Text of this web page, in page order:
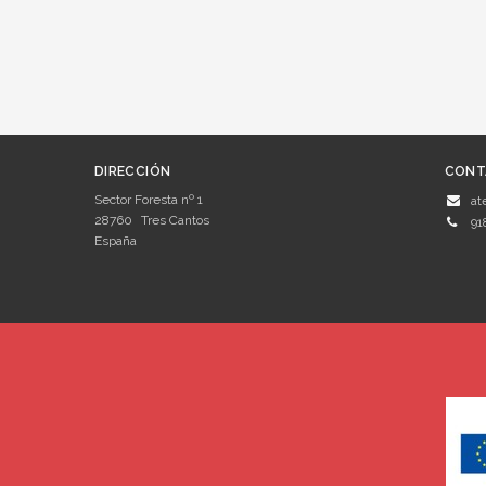
DIRECCIÓN
Sector Foresta nº 1
28760
Tres Cantos
España